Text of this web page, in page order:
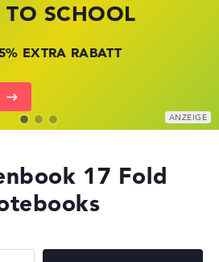
SCHOOL
EXTRA RABATT
DEALS
BEI HP
DEALS
JETZT
17 Fold